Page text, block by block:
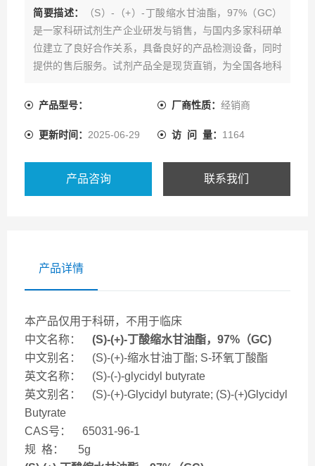
简要描述：
（S）-（+）-丁酸缩水甘油酯，97%（GC）
是一家科研试剂生产企业研发与销售，与国内多家科研单
位建立了良好合作关系，具备良好的产品检测设备，同时
提供的售后服务。试剂产品全是现货直销，为全国各地科
产品型号：
厂商性质： 经销商
更新时间： 2025-06-29 访 问 量： 1164
产品咨询 联系我们
产品详情
本产品仅用于科研，不用于临床
中文名称： (S)-(+)-丁酸缩水甘油酯，97%（GC)
中文别名： (S)-(+)-缩水甘油丁酯; S-环氧丁酸酯
英文名称： (S)-(-)-glycidyl butyrate
英文别名： (S)-(+)-Glycidyl butyrate; (S)-(+)Glycidyl
Butyrate
CAS号： 65031-96-1
规 格： 5g